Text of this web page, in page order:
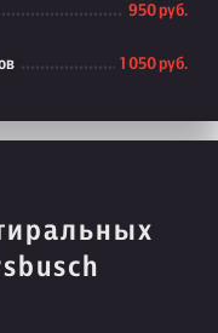
950 руб.
1 050 руб.